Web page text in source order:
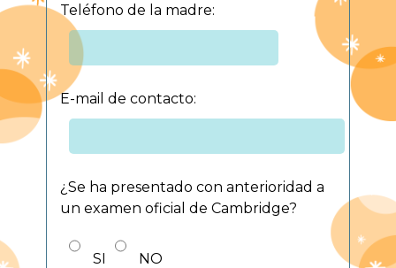
Teléfono de la madre:
E-mail de contacto:
¿Se ha presentado con anterioridad a
un examen oficial de Cambridge?
SI NO